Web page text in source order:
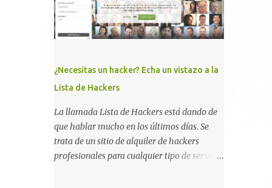
smartphone o la tablet *#*#34971539#*#* :
Visualiza la información detallada d...
¿Necesitas un hacker? Echa un vistazo a la
Lista de Hackers
La llamada Lista de Hackers está dando de
que hablar mucho en los últimos días. Se
trata de un sitio de alquiler de hackers
profesionales para cualquier tipo de servicio.